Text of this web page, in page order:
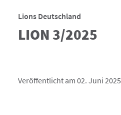
Lions Deutschland
LION 3/2025
Veröffentlicht am 02. Juni 2025